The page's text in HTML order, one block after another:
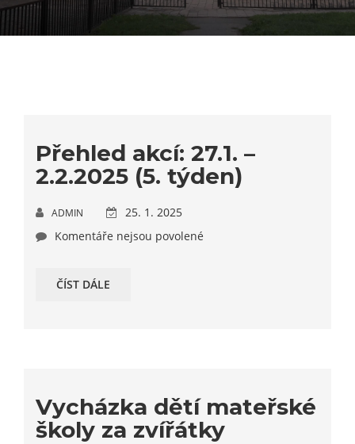
Přehled akcí: 27.1. –
2.2.2025 (5. týden)
ADMIN
25. 1. 2025
Komentáře nejsou povolené
ČÍST DÁLE
Vycházka dětí mateřské
školy za zvířátky